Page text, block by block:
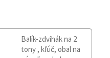
Balík-zdvihák na 2
tony , kľúč, obal na